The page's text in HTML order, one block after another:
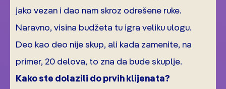
jako vezan i dao nam skroz odrešene ruke.
Naravno, visina budžeta tu igra veliku ulogu.
Deo kao deo nije skup, ali kada zamenite, na
primer, 20 delova, to zna da bude skuplje.
Kako ste dolazili do prvih klijenata?